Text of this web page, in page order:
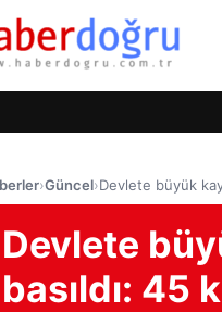
›Güncel›Devlete büyük
Devlete
basıldı: 45